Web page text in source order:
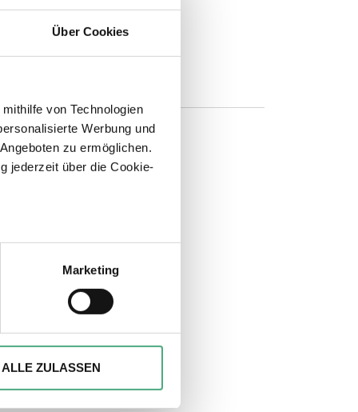
Über Cookies
von Technologien
Werbung und
zu ermöglichen.
jederzeit über die Cookie-
können
Präferenzen imAbschnitt
anbieten zu können und
Verwendung unserer
Marketing
ALLE ZULASSEN